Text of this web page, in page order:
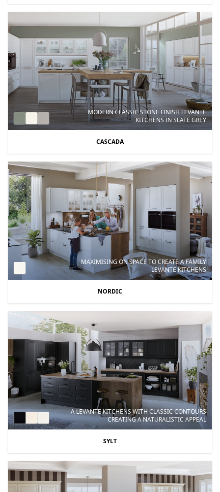
MODERN CLASSIC STONE FINISH LEVANTE
KITCHENS IN SLATE GREY
CASCADA
MAXIMISING ON SPACE TO CREATE A FAMILY
LEVANTE KITCHENS
NORDIC
A LEVANTE KITCHENS WITH CLASSIC CONTOURS
CREATING A NATURALISTIC APPEAL
SYLT